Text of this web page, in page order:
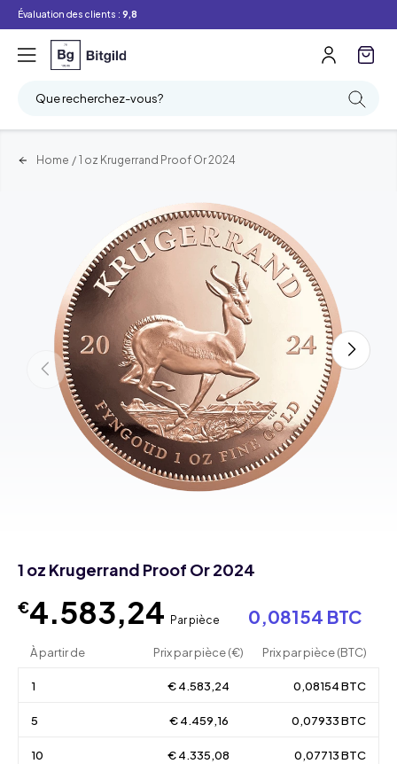
Évaluation des clients : 9,8
Que recherchez-vous?
Home / 1 oz Krugerrand Proof Or 2024
1 oz Krugerrand Proof Or 2024
€4.583,24 Par pièce 0,08154 BTC
À partir de Prix par pièce (€) Prix par pièce (BTC)
1 € 4.583,24 0,08154 BTC
5 € 4.459,16 0,07933 BTC
10 € 4.335,08 0,07713 BTC